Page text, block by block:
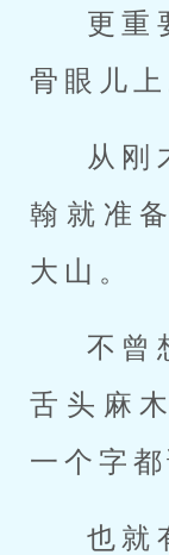
更重
骨眼儿上
从刚
翰就准
大山。
不曾
舌头麻
一个字
也就